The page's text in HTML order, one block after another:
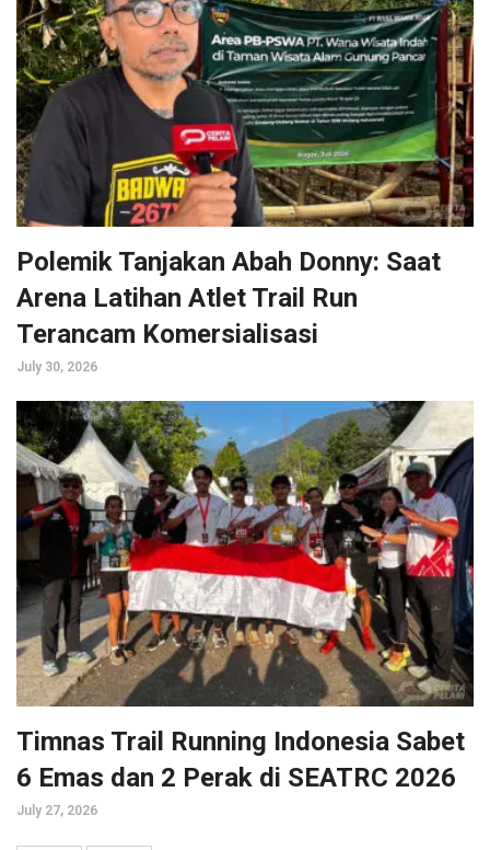
Polemik Tanjakan Abah Donny: Saat
Arena Latihan Atlet Trail Run
Terancam Komersialisasi
July 30, 2026
Timnas Trail Running Indonesia Sabet
6 Emas dan 2 Perak di SEATRC 2026
July 27, 2026